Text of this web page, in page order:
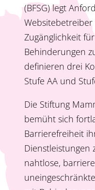
(BFSG) legt
Websitebetreiber
Zugänglichkeit
Behinderungen
definieren drei
Stufe AA und
Die Stiftung
bemüht sich
Barrierefreiheit
Dienstleistungen
nahtlose,